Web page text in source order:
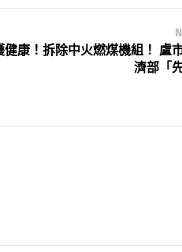
健康！拆除中火燃煤機組！ 盧
濟部「